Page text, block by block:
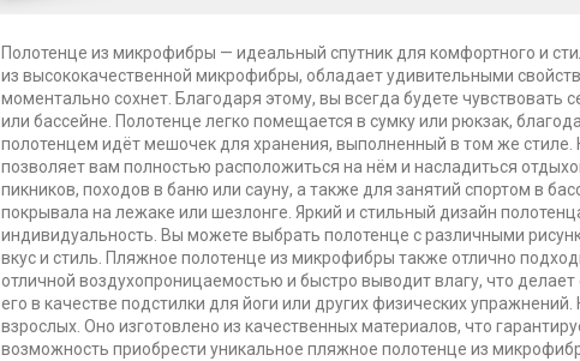
Полотенце из микрофибры — идеальный спутник для комфортного и
из высококачественной микрофибры, обладает удивительными
моментально сохнет. Благодаря этому, вы всегда будете
или бассейне. Полотенце легко помещается в сумку или рюкзак,
полотенцем идёт мешочек для хранения, выполненный в том же
позволяет вам полностью расположиться на нём и насладиться
пикников, походов в баню или сауну, а также для занятий спортом в
покрывала на лежаке или шезлонге. Яркий и стильный дизайн
индивидуальность. Вы можете выбрать полотенце с различными
вкус и стиль. Пляжное полотенце из микрофибры также отлично
отличной воздухопроницаемостью и быстро выводит влагу, что
его в качестве подстилки для йоги или других физических
взрослых. Оно изготовлено из качественных материалов, что
возможность приобрести уникальное пляжное полотенце из